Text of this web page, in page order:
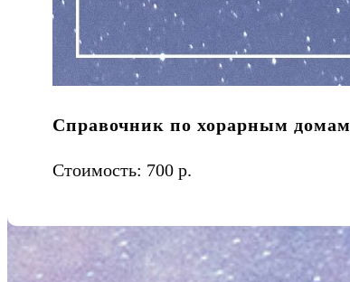
Справочник по хорарным домам
Стоимость: 700 р.